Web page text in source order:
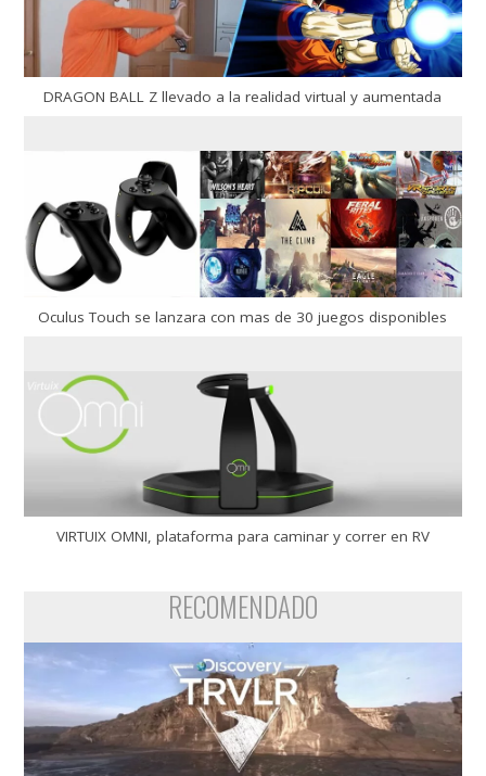
DRAGON BALL Z llevado a la realidad virtual y aumentada
Oculus Touch se lanzara con mas de 30 juegos disponibles
VIRTUIX OMNI, plataforma para caminar y correr en RV
RECOMENDADO